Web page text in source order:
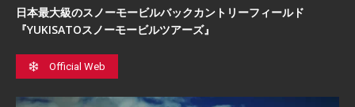
日本最⼤級のスノーモービルバックカントリーフィールド
『YUKISATOスノーモービルツアーズ』
Official Web